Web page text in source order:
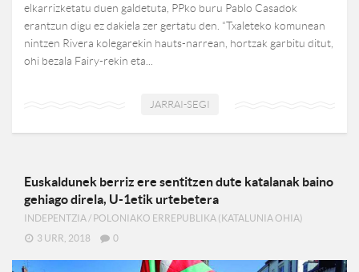
elkarrizketatu duen galdetuta, PPko buru Pablo Casadok
erantzun digu ez dakiela zer gertatu den. “Txaleteko komunean
nintzen Rivera kolegarekin hauts-narrean, hortzak garbitu ditut,
ohi bezala Fairy-rekin eta...
JARRAI-SEGI
Euskaldunek berriz ere sentitzen dute katalanak baino
gehiago direla, U-1etik urtebetera
INDEPENTZIA / POLONIAKO ERREPUBLIKA (KATALUNIA OHIA)
3 URR, 2018
0